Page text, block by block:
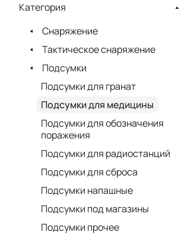
Категория
Снаряжение
Тактическое снаряжение
Подсумки
Подсумки для гранат
Подсумки для медицины
Подсумки для обозначения
поражения
Подсумки для радиостанций
Подсумки для сброса
Подсумки напашные
Подсумки под магазины
Подсумки прочее